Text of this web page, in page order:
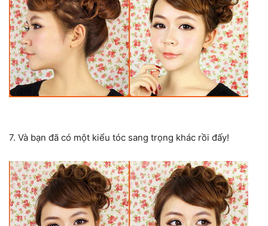
7. Và bạn đã có một kiểu tóc sang trọng khác rồi đấy!